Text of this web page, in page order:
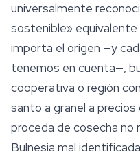
universalmente
sostenible» equivalente
importa el origen —y
tenemos en cuenta—,
cooperativa o región
santo a granel a
proceda de cosecha no
Bulnesia mal